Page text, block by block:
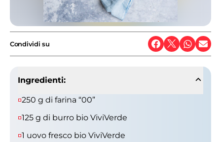
Condividi su
Ingredienti:
250 g di farina “00”
125 g di burro bio ViviVerde
1 uovo fresco bio ViviVerde